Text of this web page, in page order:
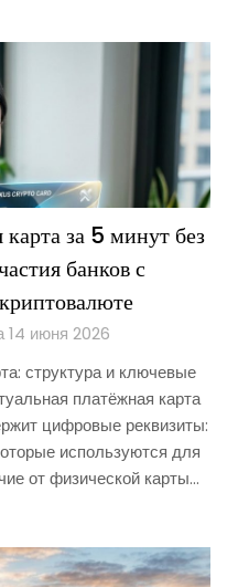
за 5 минут без
банков с
14 июня 2026
структура и ключевые
платёжная карта
цифровые реквизиты:
используются для
от физической карты…